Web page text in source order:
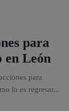
para
en León
para
lo es regresar...